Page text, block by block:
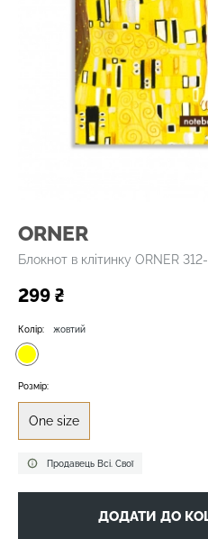
ORNER
Блокнот в клітинку ORNER
299 ₴
Продавець Всі. Свої
Колір: жовтий
Розмір:
One size
ДОДАТИ ДО